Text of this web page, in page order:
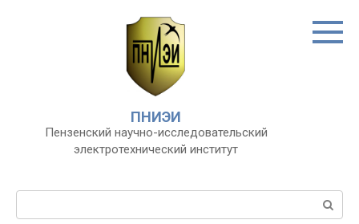
ПНИЭИ
Пензенский научно-исследовательский
электротехнический институт
Поиск: